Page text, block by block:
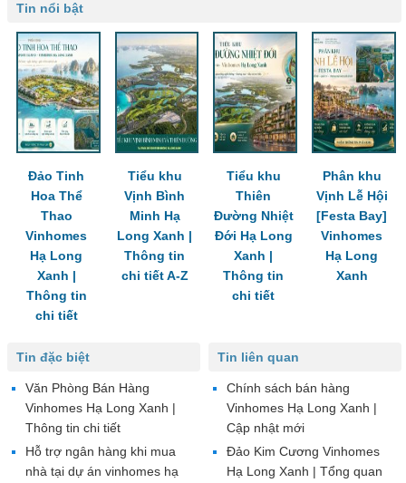
Tin nổi bật
Đảo Tinh
Hoa Thể
Thao
Vinhomes
Hạ Long
Xanh |
Thông tin
chi tiết
Tiểu khu
Vịnh Bình
Minh Hạ
Long Xanh |
Thông tin
chi tiết A-Z
Tiểu khu
Thiên
Đường Nhiệt
Đới Hạ Long
Xanh |
Thông tin
chi tiết
Phân khu
Vịnh Lễ Hội
[Festa Bay]
Vinhomes
Hạ Long
Xanh
Tin liên quan
Chính sách bán hàng
Vinhomes Hạ Long Xanh |
Cập nhật mới
Đảo Kim Cương Vinhomes
Hạ Long Xanh | Tổng quan
Tin đặc biệt
Văn Phòng Bán Hàng
Vinhomes Hạ Long Xanh |
Thông tin chi tiết
Hỗ trợ ngân hàng khi mua
nhà tại dự án vinhomes hạ